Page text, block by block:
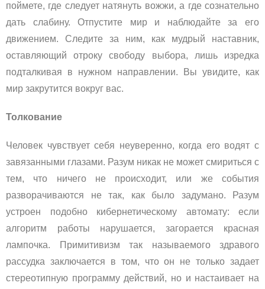
поймете, где следует натянуть вожжи, а где сознательно
дать слабину. Отпустите мир и наблюдайте за его
движением. Следите за ним, как мудрый наставник,
оставляющий отроку свободу выбора, лишь изредка
подталкивая в нужном направлении. Вы увидите, как
мир закрутится вокруг вас.
Толкование
Человек чувствует себя неуверенно, когда eroводят с
завязанными глазами. Разум никак не может смириться с
тем, что ничего не происходит, или же события
разворачиваются не так, как было задумано. Разум
устроен подобно кибернетическому автомату: если
алгоритм работы нарушается, загорается красная
лампочка. Примитивизм так называемого здравого
рассудка заключается в том, что он не только задает
стереотипную программу действий, но и настаивает на